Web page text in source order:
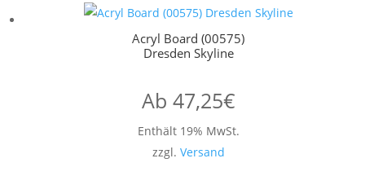
Acryl Board (00575)
Dresden Skyline
Ab 47,25€
Enthält 19% MwSt.
zzgl. Versand